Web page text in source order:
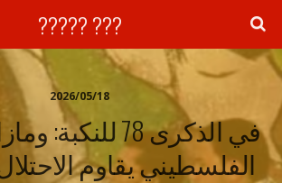
??? ?????
2026/05/18
في الذكرى 78
الفلسطيني يقاوم